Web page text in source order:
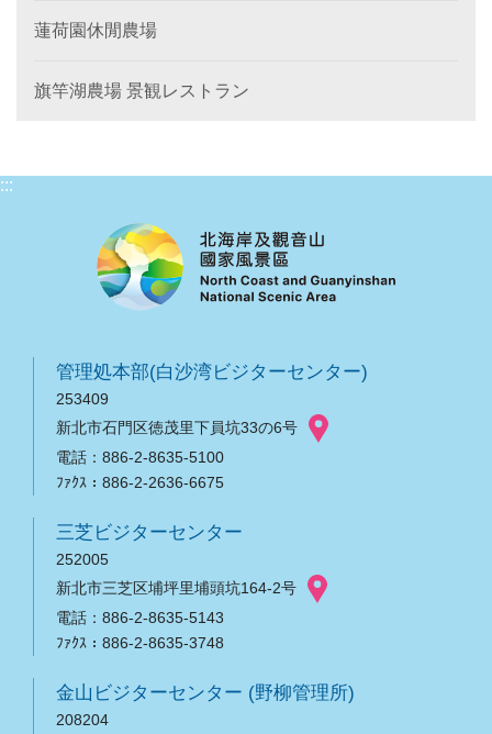
蓮荷園休閒農場
旗竿湖農場 景観レストラン
:::
管理処本部(白沙湾ビジターセンター)
253409
新北市石門区徳茂里下員坑33の6号
電話：886-2-8635-5100
ﾌｧｸｽ：886-2-2636-6675
三芝ビジターセンター
252005
新北市三芝区埔坪里埔頭坑164-2号
電話：886-2-8635-5143
ﾌｧｸｽ：886-2-8635-3748
金山ビジターセンター (野柳管理所)
208204